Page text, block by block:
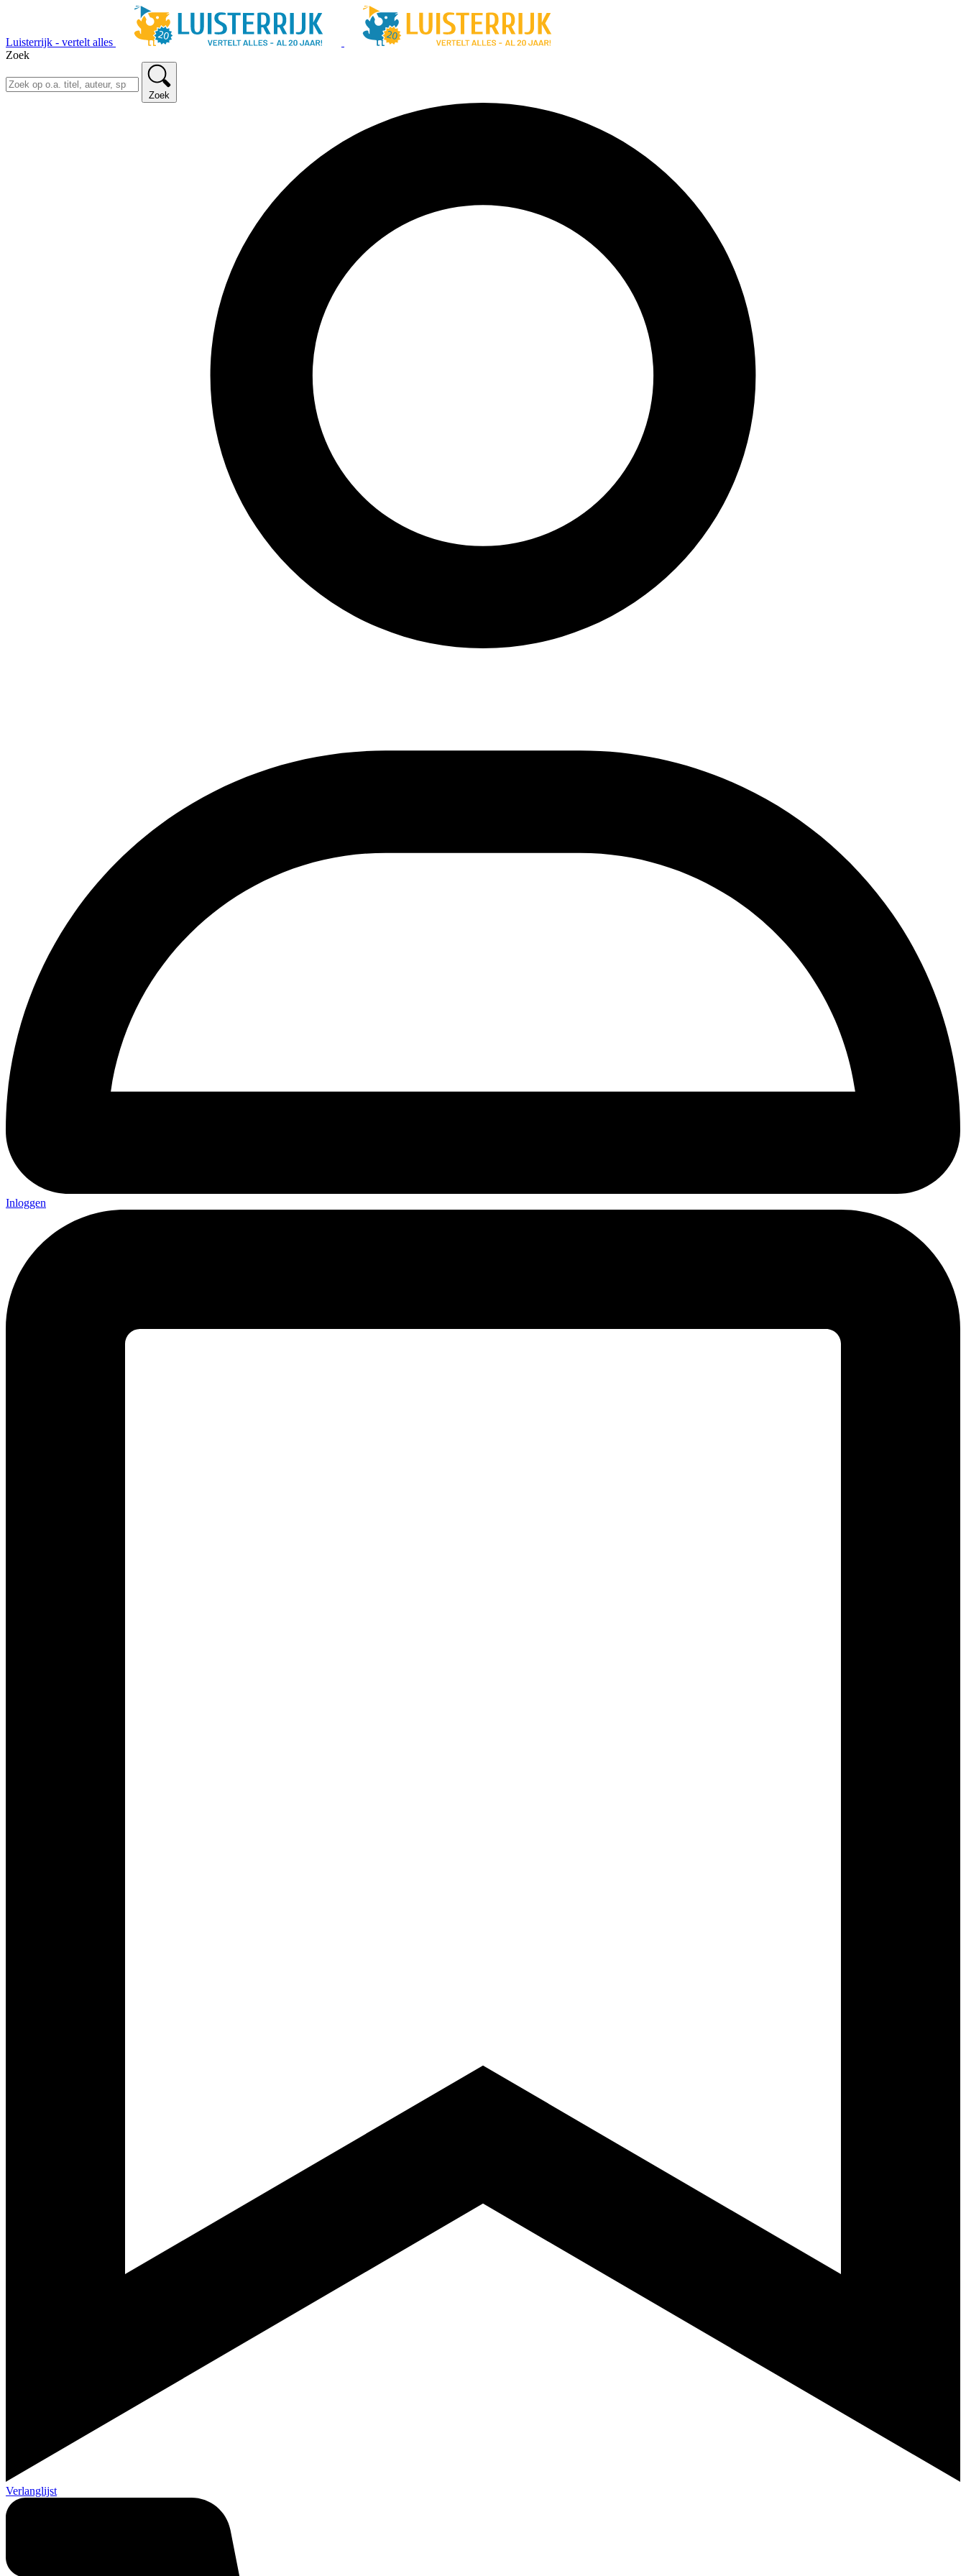
Luisterrijk - vertelt alles
Zoek
Zoek
Inloggen
Verlanglijst